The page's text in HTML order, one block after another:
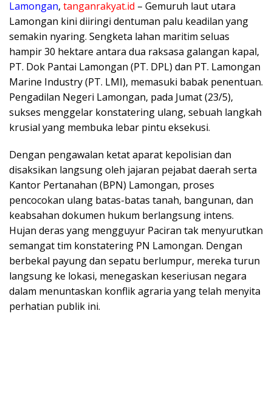
Lamongan, tanganrakyat.id – Gemuruh laut utara
Lamongan kini diiringi dentuman palu keadilan yang
semakin nyaring. Sengketa lahan maritim seluas
hampir 30 hektare antara dua raksasa galangan kapal,
PT. Dok Pantai Lamongan (PT. DPL) dan PT. Lamongan
Marine Industry (PT. LMI), memasuki babak penentuan.
Pengadilan Negeri Lamongan, pada Jumat (23/5),
sukses menggelar konstatering ulang, sebuah langkah
krusial yang membuka lebar pintu eksekusi.
Dengan pengawalan ketat aparat kepolisian dan
disaksikan langsung oleh jajaran pejabat daerah serta
Kantor Pertanahan (BPN) Lamongan, proses
pencocokan ulang batas-batas tanah, bangunan, dan
keabsahan dokumen hukum berlangsung intens.
Hujan deras yang mengguyur Paciran tak menyurutkan
semangat tim konstatering PN Lamongan. Dengan
berbekal payung dan sepatu berlumpur, mereka turun
langsung ke lokasi, menegaskan keseriusan negara
dalam menuntaskan konflik agraria yang telah menyita
perhatian publik ini.